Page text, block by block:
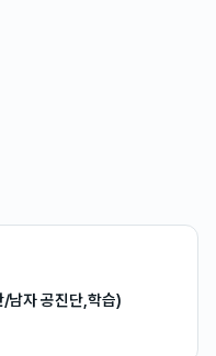
남자 공진단,학습)